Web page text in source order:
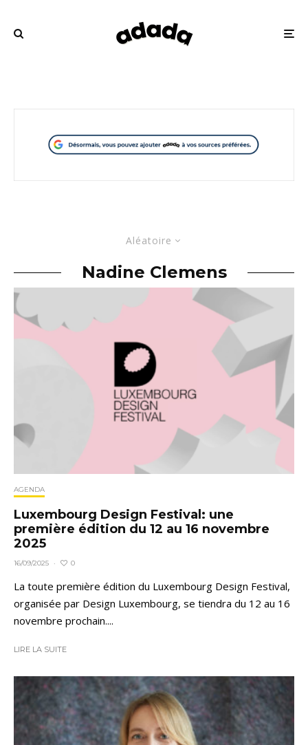
Aléatoire
Nadine Clemens
AGENDA
Luxembourg Design Festival: une
première édition du 12 au 16 novembre
2025
16/09/2025 · 0
La toute première édition du Luxembourg Design Festival,
organisée par Design Luxembourg, se tiendra du 12 au 16
novembre prochain....
LIRE LA SUITE